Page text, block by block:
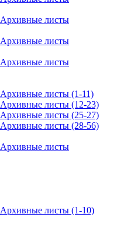
Архивные листы
Архивные листы
Архивные листы
Архивные листы (1-11)
Архивные листы (12-23)
Архивные листы (25-27)
Архивные листы (28-56)
Архивные листы
Архивные листы (1-10)